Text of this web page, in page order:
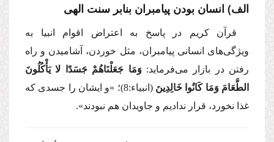
الف) انسان بودن پیامبران بنابر سنت الهی
قرآن كریم در پاسخ به اعتراض اقوام انبیا به
ویژگی‌های انسانی پیامبران، مثل خوردن، آشامیدن و راه
رفتن در بازار می‌فرماید:وَمَا جَعَلْنَاهُمْ جَسَدًا لا یَأْكُلُونَ
الطَّعَامَ وَمَا كَانُوا خَالِدِینَ (انبیاء:8)؛
«و ایشان را جسدی كه
غذا نخورد، قرار ندادیم و جاویدان هم نبودند».